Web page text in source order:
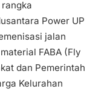
rangka
Power UP
jalan
FABA (Fly
dan Pemerintah
Kelurahan